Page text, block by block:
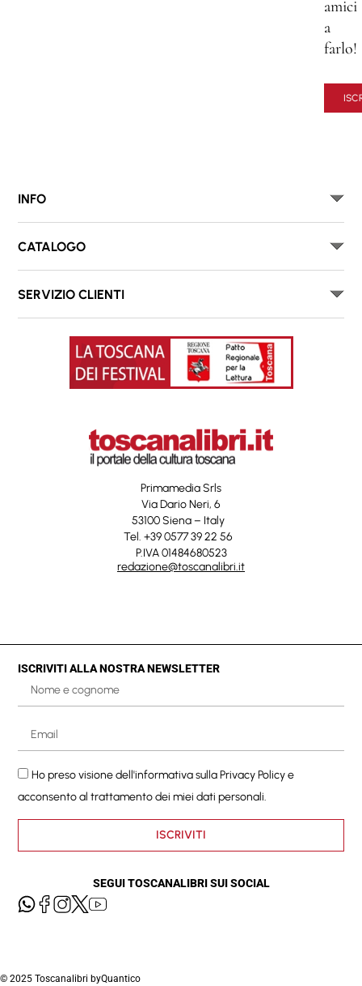
amici
a
farlo!
INFO
CATALOGO
SERVIZIO CLIENTI
Primamedia Srls
Via Dario Neri, 6
53100 Siena – Italy
Tel. +39 0577 39 22 56
P.IVA 01484680523
redazione@toscanalibri.it
ISCRIVITI ALLA NOSTRA NEWSLETTER
Ho preso visione dell'informativa sullaPrivacy Policye
acconsento al trattamento dei miei dati personali.
ISCRIVITI
SEGUI TOSCANALIBRI SUI SOCIAL
© 2025 Toscanalibri byQuantico